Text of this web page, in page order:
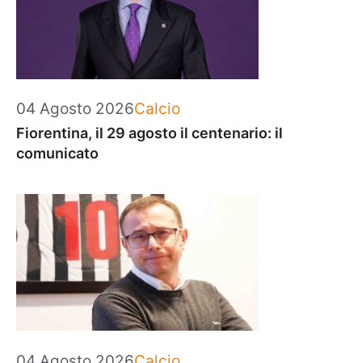
04 Agosto 2026Categorie
Calcio
Fiorentina, il 29 agosto il centenario: il
comunicato
Categorie